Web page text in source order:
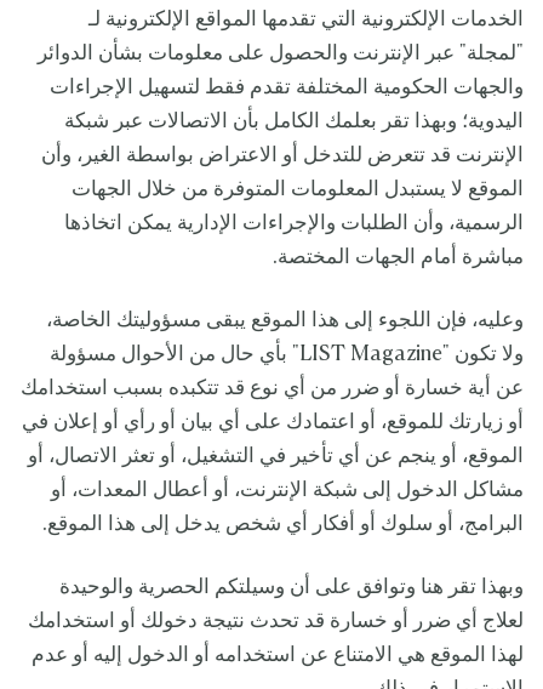
الخدمات الإلكترونية التي تقدمها المواقع الإلكترونية لـ
"لمجلة" عبر الإنترنت والحصول على معلومات بشأن الدوائر
والجهات الحكومية المختلفة تقدم فقط لتسهيل الإجراءات
اليدوية؛ وبهذا تقر بعلمك الكامل بأن الاتصالات عبر شبكة
الإنترنت قد تتعرض للتدخل أو الاعتراض بواسطة الغير، وأن
الموقع لا يستبدل المعلومات المتوفرة من خلال الجهات
الرسمية، وأن الطلبات والإجراءات الإدارية يمكن اتخاذها
مباشرة أمام الجهات المختصة.
وعليه، فإن اللجوء إلى هذا الموقع يبقى مسؤوليتك الخاصة،
ولا تكون "LIST Magazine" بأي حال من الأحوال مسؤولة
عن أية خسارة أو ضرر من أي نوع قد تتكبده بسبب استخدامك
أو زيارتك للموقع، أو اعتمادك على أي بيان أو رأي أو إعلان في
الموقع، أو ينجم عن أي تأخير في التشغيل، أو تعثر الاتصال، أو
مشاكل الدخول إلى شبكة الإنترنت، أو أعطال المعدات، أو
البرامج، أو سلوك أو أفكار أي شخص يدخل إلى هذا الموقع.
وبهذا تقر هنا وتوافق على أن وسيلتكم الحصرية والوحيدة
لعلاج أي ضرر أو خسارة قد تحدث نتيجة دخولك أو استخدامك
لهذا الموقع هي الامتناع عن استخدامه أو الدخول إليه أو عدم